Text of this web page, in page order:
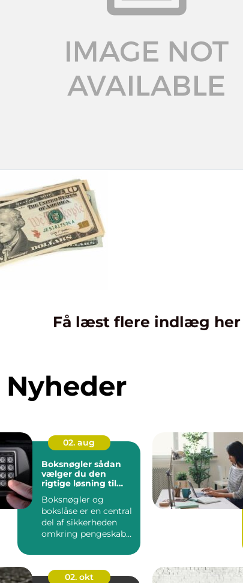
Få læst flere indlæg her
Nyheder
02. aug
Boksnøgler sådan
vælger du den
rigtige løsning til
Boksnøgler og
bokslåse er en central
del af sikkerheden
omkring pengeskabe,
værd...
02. okt